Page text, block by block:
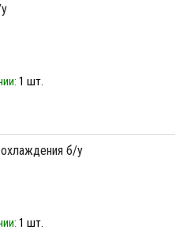
1 шт.
охлаждения б/у
1 шт.